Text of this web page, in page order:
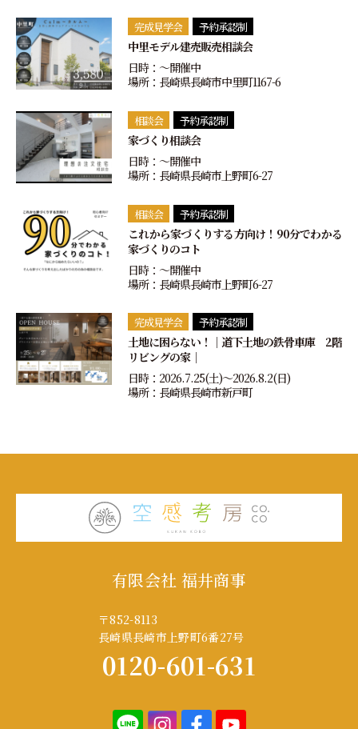
完成見学会 予約承認制
中里モデル建売販売相談会
日時：〜開催中
場所：長崎県長崎市中里町1167-6
相談会 予約承認制
家づくり相談会
日時：〜開催中
場所：長崎県長崎市上野町6-27
相談会 予約承認制
これから家づくりする方向け！90分でわかる
家づくりのコト
日時：〜開催中
場所：長崎県長崎市上野町6-27
完成見学会 予約承認制
土地に困らない！｜道下土地の鉄骨車庫 2階
リビングの家｜
日時：2026.7.25(土)〜2026.8.2(日)
場所：長崎県長崎市新戸町
有限会社 福井商事
〒852-8113
長崎県長崎市上野町6番27号
0120-601-631